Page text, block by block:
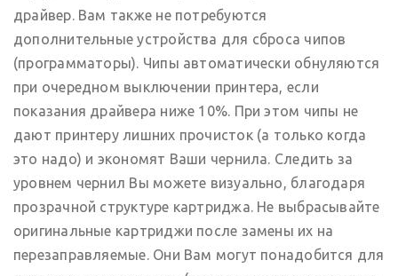
драйвер. Вам также не потребуются
дополнительные устройства для сброса чипов
(программаторы). Чипы автоматически обнуляются
при очередном выключении принтера, если
показания драйвера ниже 10%. При этом чипы не
дают принтеру лишних прочисток (а только когда
это надо) и экономят Ваши чернила. Следить за
уровнем чернил Вы можете визуально, благодаря
прозрачной структуре картриджа. Не выбрасывайте
оригинальные картриджи после замены их на
перезаправляемые. Они Вам могут понадобится для